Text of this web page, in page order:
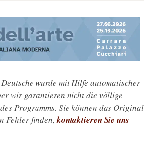
wurde mit Hilfe automatischer
wir garantieren nicht die völlige
Programms. Sie können das Original
Fehler finden,kontaktieren Sie uns